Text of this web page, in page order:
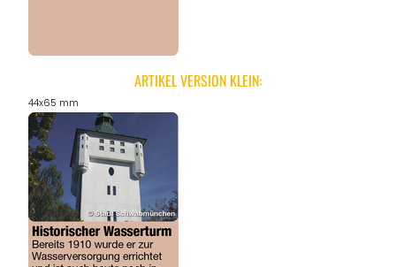
ARTIKEL VERSION KLEIN:
44x65 mm